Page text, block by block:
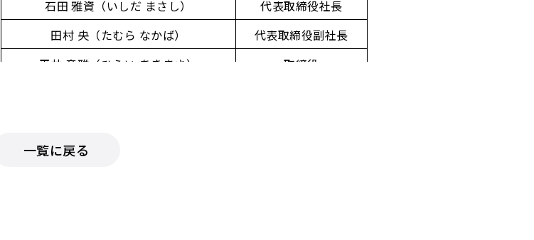
石田 雅資（いしだ まさし）
代表取締役社長
田村 央（たむら なかば）
代表取締役副社長
平井 章雅（ひらい あきまさ）
取締役
2．監査役（2026年6月24日付）
一覧に戻る